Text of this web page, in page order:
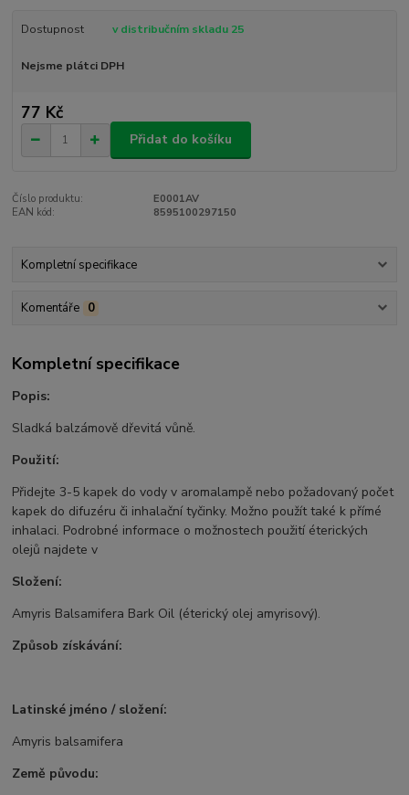
Dostupnost v distribučním skladu 25
Nejsme plátci DPH
77 Kč
Přidat do košíku
Číslo produktu:
E0001AV
EAN kód:
8595100297150
Kompletní specifikace
Komentáře 0
Kompletní specifikace
Popis:
Sladká balzámově dřevitá vůně.
Použití:
Přidejte 3-5 kapek do vody v aromalampě nebo požadovaný počet
kapek do difuzéru či inhalační tyčinky. Možno použít také k přímé
inhalaci. Podrobné informace o možnostech použití éterických
olejů najdete v
Složení:
Amyris Balsamifera Bark Oil (éterický olej amyrisový).
Způsob získávání:
Latinské jméno / složení:
Amyris balsamifera
Země původu: